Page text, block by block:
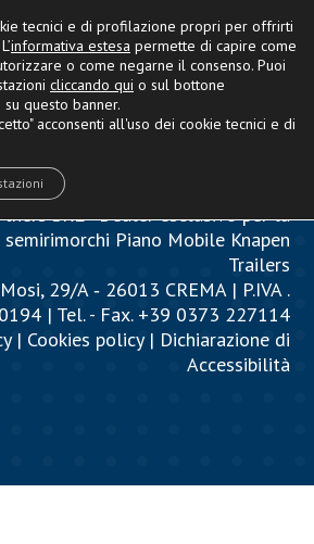
SRL - Dealer esclusivo per la
Piano Mobile Knapen
Trailers
29/A ‐ 26013 CREMA | P.IVA .
| Tel. - Fax. +39 0373 227114
| Cookies policy| Dichiarazione di
Accessibilità
tecnici e di profilazione propri per offrirti
informativa estesa permette di capire come
o come negarne il consenso. Puoi
cliccando qui o sul bottone
questo banner.
acconsenti all'uso dei cookie tecnici e di